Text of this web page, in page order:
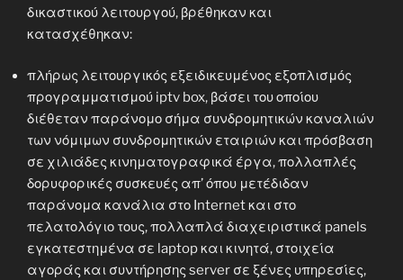
δικαστικού λειτουργού, βρέθηκαν και
κατασχέθηκαν:
πλήρως λειτουργικός εξειδικευμένος εξοπλισμός
προγραμματισμού iptv box, βάσει του οποίου
διέθεταν παράνομο σήμα συνδρομητικών καναλιών
των νόμιμων συνδρομητικών εταιριών και πρόσβαση
σε χιλιάδες κινηματογραφικά έργα, πολλαπλές
δορυφορικές συσκευές απ’ όπου μετέδιδαν
παράνομα κανάλια στο Internet και στο
πελατολόγιο τους, πολλαπλά διαχειριστικά panels
εγκατεστημένα σε laptop και κινητά, στοιχεία
αγοράς και συντήρησης server σε ξένες υπηρεσίες,